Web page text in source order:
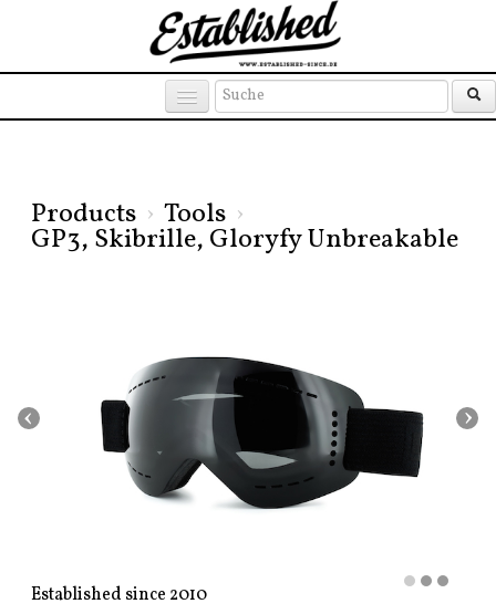
Products › Tools ›
GP3, Skibrille, Gloryfy Unbreakable
‹ ›
Established since 2010